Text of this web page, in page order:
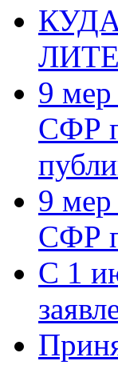
9 мер
СФР
9 мер
СФР
С 1